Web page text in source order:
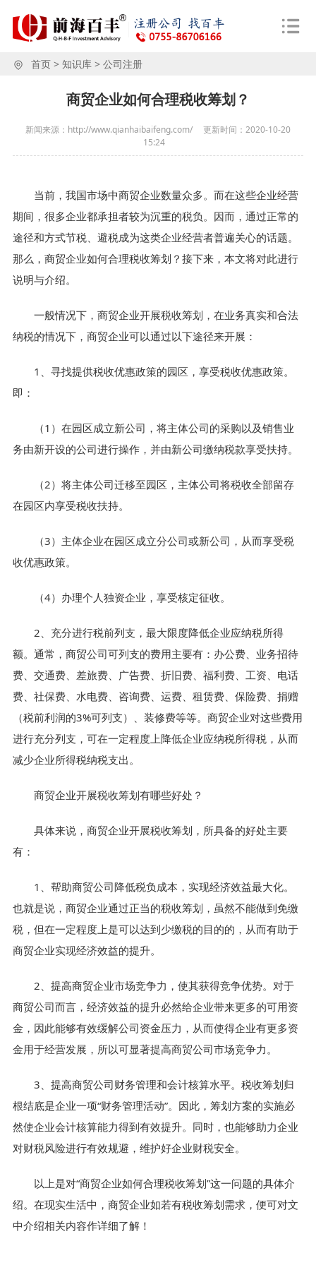
首页> 知识库> 公司注册
商贸企业如何合理税收筹划？
新闻来源：http://www.qianhaibaifeng.com/ 更新时间： 2020-10-20
15:24
当前，我国市场中商贸企业数量众多。而在这些企业经营
期间，很多企业都承担者较为沉重的税负。因而，通过正常的
途径和方式节税、避税成为这类企业经营者普遍关心的话题。
那么，商贸企业如何合理税收筹划？接下来，本文将对此进行
说明与介绍。
一般情况下，商贸企业开展税收筹划，在业务真实和合法
纳税的情况下，商贸企业可以通过以下途径来开展：
1、寻找提供税收优惠政策的园区，享受税收优惠政策。
即：
（1）在园区成立新公司，将主体公司的采购以及销售业
务由新开设的公司进行操作，并由新公司缴纳税款享受扶持。
（2）将主体公司迁移至园区，主体公司将税收全部留存
在园区内享受税收扶持。
（3）主体企业在园区成立分公司或新公司，从而享受税
收优惠政策。
（4）办理个人独资企业，享受核定征收。
2、充分进行税前列支，最大限度降低企业应纳税所得
额。通常，商贸公司可列支的费用主要有：办公费、业务招待
费、交通费、差旅费、广告费、折旧费、福利费、工资、电话
费、社保费、水电费、咨询费、运费、租赁费、保险费、捐赠
（税前利润的3%可列支）、装修费等等。商贸企业对这些费用
进行充分列支，可在一定程度上降低企业应纳税所得税，从而
减少企业所得税纳税支出。
商贸企业开展税收筹划有哪些好处？
具体来说，商贸企业开展税收筹划，所具备的好处主要
有：
1、帮助商贸公司降低税负成本，实现经济效益最大化。
也就是说，商贸企业通过正当的税收筹划，虽然不能做到免缴
税，但在一定程度上是可以达到少缴税的目的的，从而有助于
商贸企业实现经济效益的提升。
2、提高商贸企业市场竞争力，使其获得竞争优势。对于
商贸公司而言，经济效益的提升必然给企业带来更多的可用资
金，因此能够有效缓解公司资金压力，从而使得企业有更多资
金用于经营发展，所以可显著提高商贸公司市场竞争力。
3、提高商贸公司财务管理和会计核算水平。税收筹划归
根结底是企业一项“财务管理活动”。因此，筹划方案的实施必
然使企业会计核算能力得到有效提升。同时，也能够助力企业
对财税风险进行有效规避，维护好企业财税安全。
以上是对“商贸企业如何合理税收筹划”这一问题的具体介
绍。在现实生活中，商贸企业如若有税收筹划需求，便可对文
中介绍相关内容作详细了解！